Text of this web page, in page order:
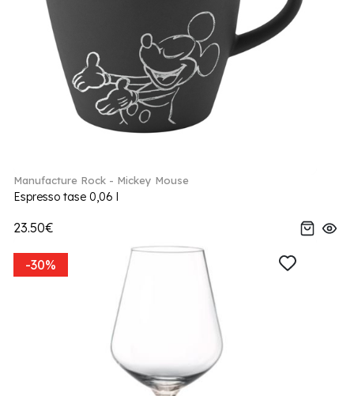
Manufacture Rock - Mickey Mouse
Espresso tase 0,06 l
23.50€
-30%